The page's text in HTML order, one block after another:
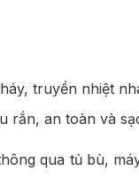
truyền nhiệt
rắn, an toàn và
qua tủ bù,